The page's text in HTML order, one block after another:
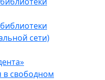
сети)
в свободном